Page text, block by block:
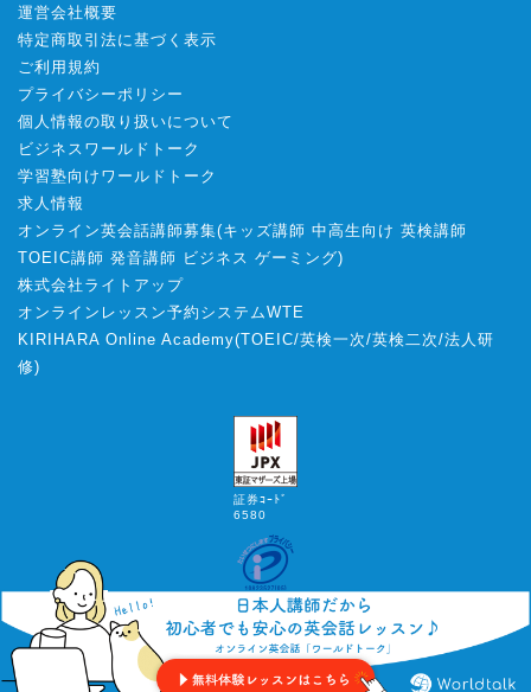
運営会社概要
特定商取引法に基づく表示
ご利用規約
プライバシーポリシー
個人情報の取り扱いについて
ビジネスワールドトーク
学習塾向けワールドトーク
求人情報
オンライン英会話講師募集(キッズ講師 中高生向け 英検講師
TOEIC講師 発音講師 ビジネス ゲーミング)
株式会社ライトアップ
オンラインレッスン予約システムWTE
KIRIHARA Online Academy(TOEIC/英検一次/英検二次/法人研
修)
証券ｺｰﾄﾞ
6580
2010–2026 Worldtalk from WriteUp Co., Ltd.